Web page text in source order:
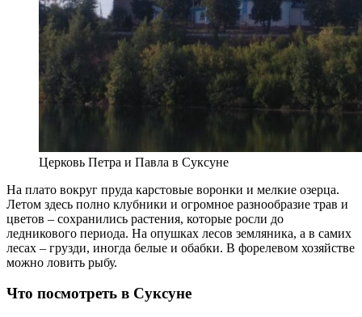
Церковь Петра и Павла в Суксуне
На плато вокруг пруда карстовые воронки и мелкие озерца.
Летом здесь полно клубники и огромное разнообразие трав и
цветов – сохранились растения, которые росли до
ледникового периода. На опушках лесов земляника, а в самих
лесах – грузди, иногда белые и обабки. В форелевом хозяйстве
можно ловить рыбу.
Что посмотреть в Суксуне